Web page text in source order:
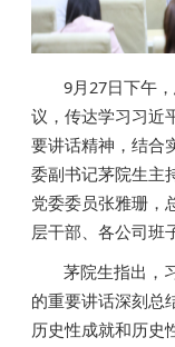
9月27日下午
议，传达学习习近
要讲话精神，结合
委副书记茅院生主
党委委员张雅珊，
层干部、各公司班
茅院生指出，
的重要讲话深刻总
历史性成就和历史